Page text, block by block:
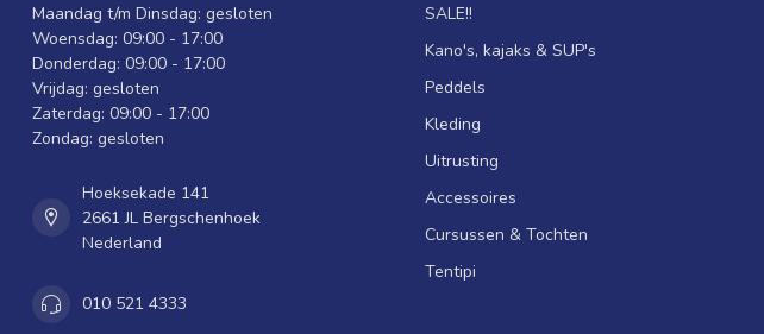
Maandag t/m Dinsdag: gesloten
Woensdag: 09:00 - 17:00
Donderdag: 09:00 - 17:00
Vrijdag: gesloten
Zaterdag: 09:00 - 17:00
Zondag: gesloten
Hoeksekade 141
2661 JL Bergschenhoek
Nederland
010 521 4333
SALE!!
Kano's, kajaks & SUP's
Peddels
Kleding
Uitrusting
Accessoires
Cursussen & Tochten
Tentipi